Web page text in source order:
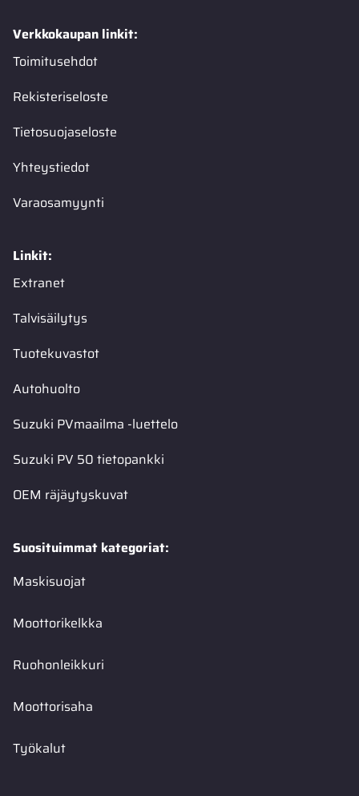
Verkkokaupan linkit:
Toimitusehdot
Rekisteriseloste
Tietosuojaseloste
Yhteystiedot
Varaosamyynti
Linkit:
Extranet
Talvisäilytys
Tuotekuvastot
Autohuolto
Suzuki PVmaailma -luettelo
Suzuki PV 50 tietopankki
OEM räjäytyskuvat
Suosituimmat kategoriat:
Maskisuojat
Moottorikelkka
Ruohonleikkuri
Moottorisaha
Työkalut